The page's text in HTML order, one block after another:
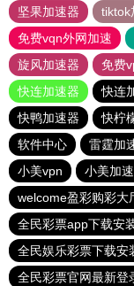
坚果加速器
tiktok
免费vqn外网加速
旋风加速器
免费
快连加速器
快连
快鸭加速器
快柠
软件中心
雷霆加
小美vpn
小美加
welcome盈彩购彩大
全民彩票app下载安
全民娱乐彩票下载安
全民彩票官网最新登